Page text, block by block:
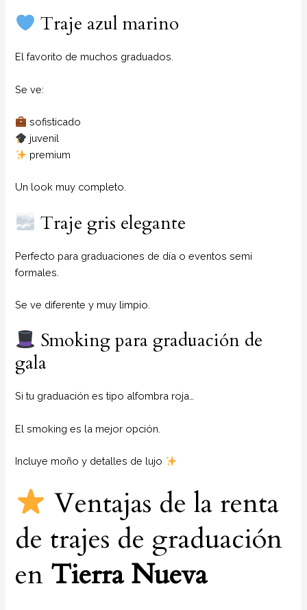
Traje azul marino
El favorito de muchos graduados.
Se ve:
sofisticado
juvenil
premium
Un look muy completo.
Traje gris elegante
Perfecto para graduaciones de día o eventos semi
formales.
Se ve diferente y muy limpio.
Smoking para graduación de
gala
Si tu graduación es tipo alfombra roja…
El smoking es la mejor opción.
Incluye moño y detalles de lujo
Ventajas de la renta
de trajes de graduación
en Tierra Nueva